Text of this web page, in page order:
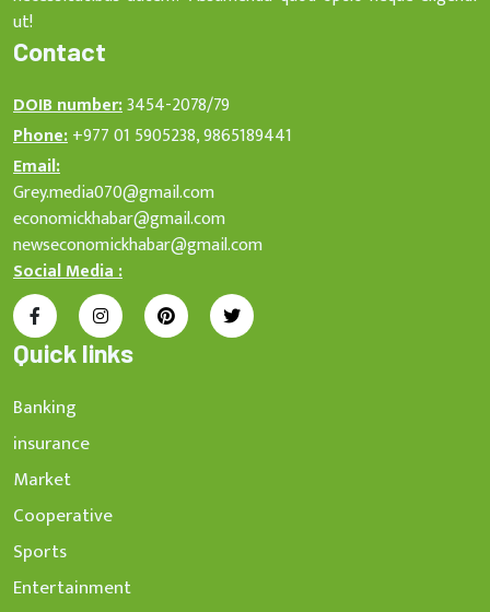
ut!
Contact
DOIB number:3454-2078/79
Phone:+977 01 5905238, 9865189441
Email:
Grey.media070@gmail.com
economickhabar@gmail.com
newseconomickhabar@gmail.com
Social Media :
Quick links
Banking
insurance
Market
Cooperative
Sports
Entertainment